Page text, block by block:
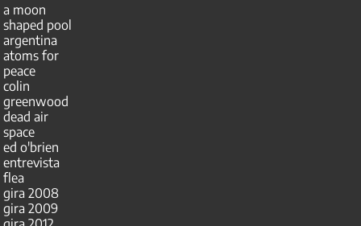
a moon
shaped pool
argentina
atoms for
peace
colin
greenwood
dead air
space
ed o'brien
entrevista
flea
gira 2008
gira 2009